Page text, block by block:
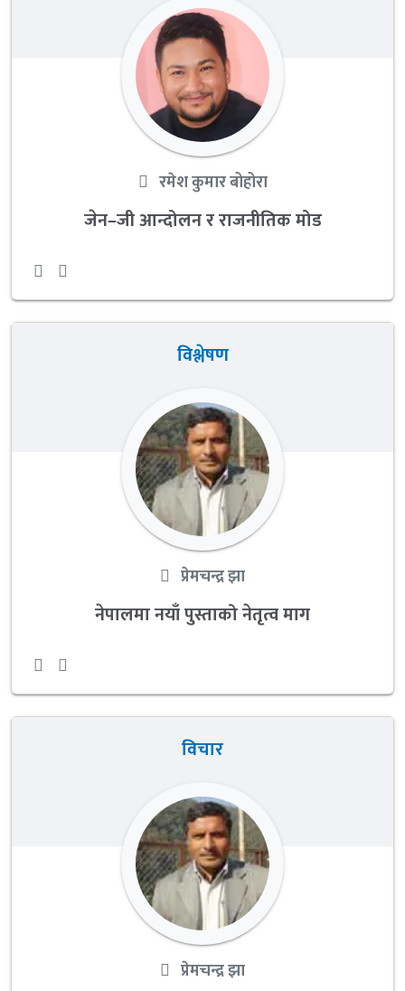
रमेश कुमार बोहोरा
जेन–जी आन्दोलन र राजनीतिक मोड
विश्लेषण
प्रेमचन्द्र झा
नेपालमा नयाँ पुस्ताको नेतृत्व माग
विचार
प्रेमचन्द्र झा